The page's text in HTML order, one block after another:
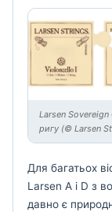
Larsen
ригу (© Larsen
Для багатьох
Larsen A і D з
давно є